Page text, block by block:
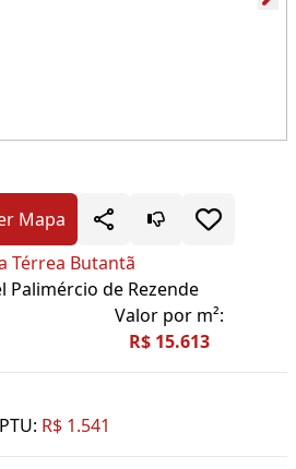
Mapa
Térrea Butantã
Palimércio de Rezende
Valor por m²:
R$ 15.613
R$ 1.541